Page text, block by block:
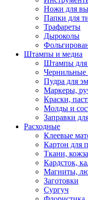
Ножи для
Папки для
Трафареты
Дыроколы
Штампы и медиа
Штампы для
Пудра для
Маркеры,
Краски,
Молды и
Заправки
Расходные
Клеевые
Картон для
Ткани,
Кардсток,
Магниты,
Заготовки
Сургуч